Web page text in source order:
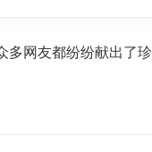
网友都纷纷献出了